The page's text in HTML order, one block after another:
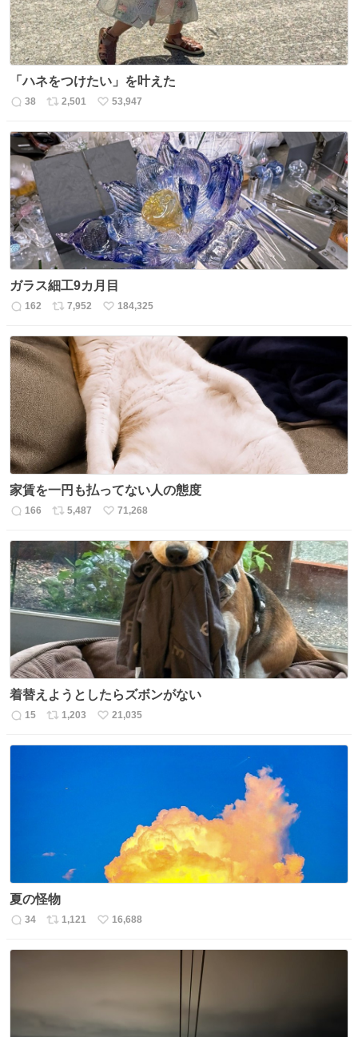
「ハネをつけたい」を叶えた
返
数
38
リ
ス
ト
2,501
い
ね
53,947
ガラス細工9カ月目
返
数
162
リ
ス
ト
数
7,952
い
ね
数
184,325
家賃を一円も払ってない人の態度
返
166
リ
ト
数
5,487
い
ね
数
71,268
着替えようとしたらズボンがない
返
15
リ
1,203
い
21,035
夏の怪物
返
34
リ
1,121
い
16,688